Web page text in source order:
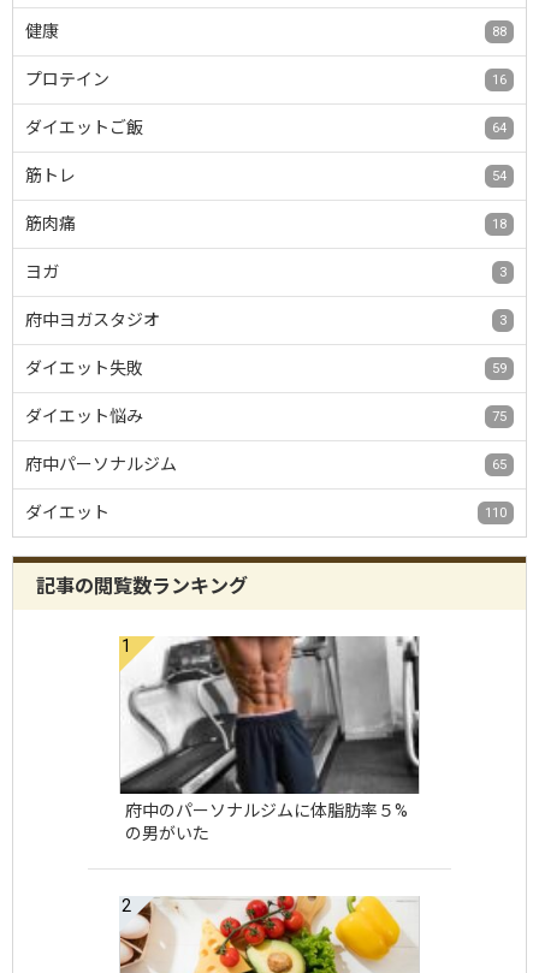
健康 88
プロテイン 16
ダイエットご飯 64
筋トレ 54
筋肉痛 18
ヨガ 3
府中ヨガスタジオ 3
ダイエット失敗 59
ダイエット悩み 75
府中パーソナルジム 65
ダイエット 110
記事の閲覧数ランキング
府中のパーソナルジムに体脂肪率５%
の男がいた